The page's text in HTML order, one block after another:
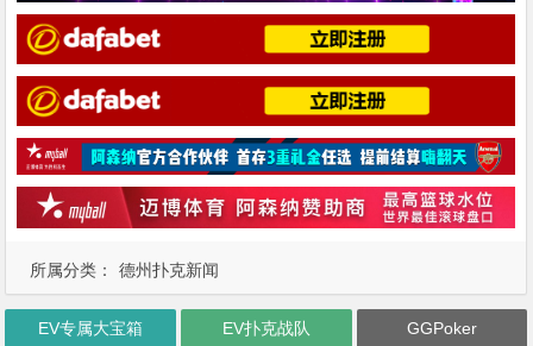
所属分类： 德州扑克新闻
EV专属大宝箱 EV扑克战队 GGPoker